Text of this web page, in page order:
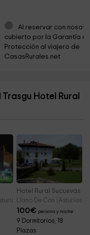
2,3 km
2,5 km
Al reservar con
cubierto por la Garantía
Protección al viajero de
CasasRurales.net
Hotel Rural
Hotel Rural Sucuevas
Llano De Con (Asturias)
100€ persona y noche
9 Dormitorios, 18
Plazas